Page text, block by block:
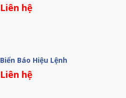
Liên hệ
Biển Báo Hiệu Lệnh
Liên hệ